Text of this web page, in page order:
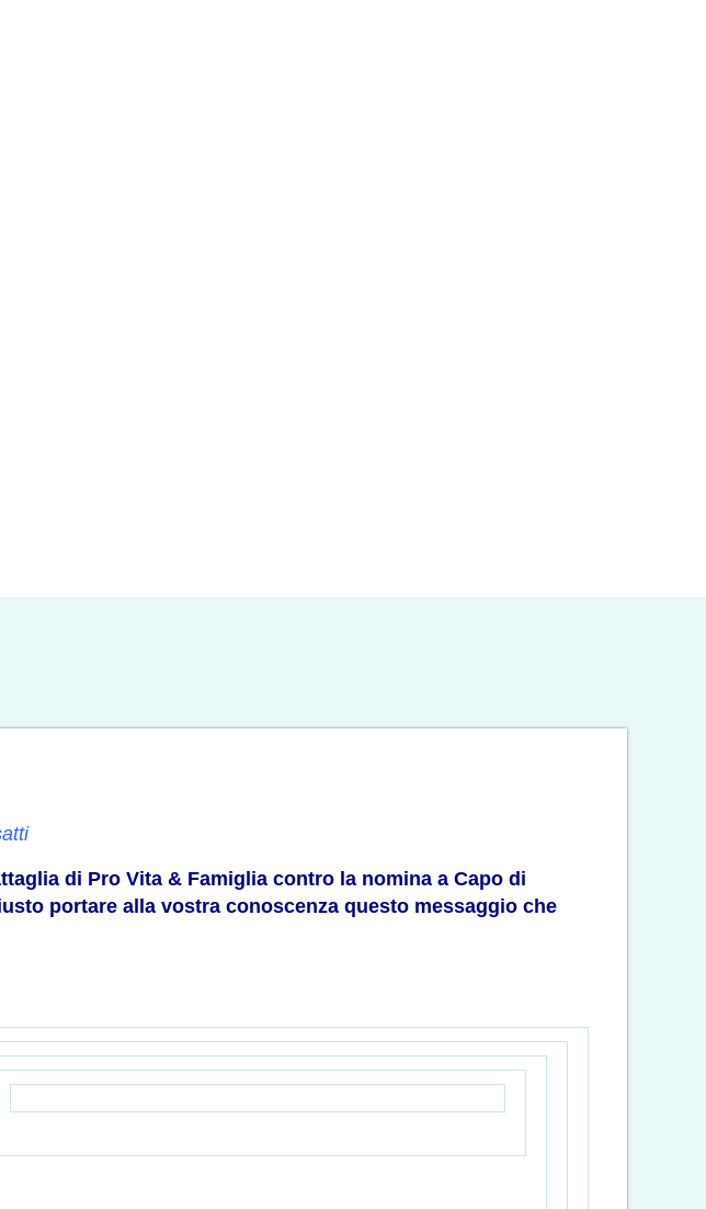
di Pro Vita & Famiglia contro la nomina a Capo di
portare alla vostra conoscenza questo messaggio che